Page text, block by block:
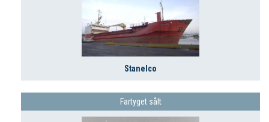
Stanelco
Fartyget sålt